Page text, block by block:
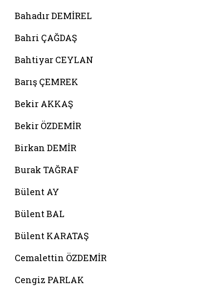
Bahadır DEMİREL
Bahri ÇAĞDAŞ
Bahtiyar CEYLAN
Barış ÇEMREK
Bekir AKKAŞ
Bekir ÖZDEMİR
Birkan DEMİR
Burak TAĞRAF
Bülent AY
Bülent BAL
Bülent KARATAŞ
Cemalettin ÖZDEMİR
Cengiz PARLAK